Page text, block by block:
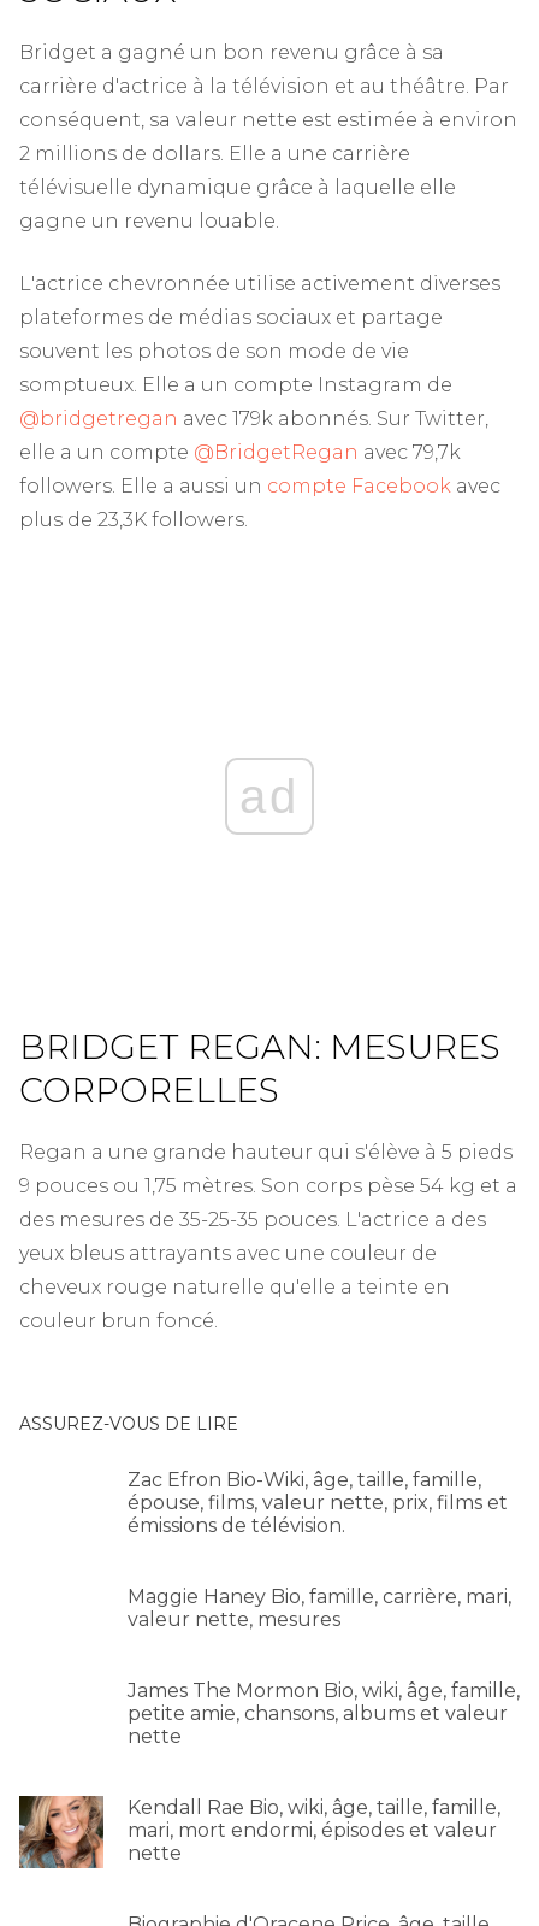
Bridget a gagné un bon revenu grâce à sa
carrière d'actrice à la télévision et au théâtre. Par
conséquent, sa valeur nette est estimée à environ
2 millions de dollars. Elle a une carrière
télévisuelle dynamique grâce à laquelle elle
gagne un revenu louable.
L'actrice chevronnée utilise activement diverses
plateformes de médias sociaux et partage
souvent les photos de son mode de vie
somptueux. Elle a un compte Instagram de
@bridgetregan avec 179k abonnés. Sur Twitter,
elle a un compte @BridgetRegan avec 79,7k
followers. Elle a aussi un compte Facebook avec
plus de 23,3K followers.
ad
BRIDGET REGAN: MESURES
CORPORELLES
Regan a une grande hauteur qui s'élève à 5 pieds
9 pouces ou 1,75 mètres. Son corps pèse 54 kg et a
des mesures de 35-25-35 pouces. L'actrice a des
yeux bleus attrayants avec une couleur de
cheveux rouge naturelle qu'elle a teinte en
couleur brun foncé.
ASSUREZ-VOUS DE LIRE
Zac Efron Bio-Wiki, âge, taille, famille,
épouse, films, valeur nette, prix, films et
émissions de télévision.
Maggie Haney Bio, famille, carrière, mari,
valeur nette, mesures
James The Mormon Bio, wiki, âge, famille,
petite amie, chansons, albums et valeur
nette
Kendall Rae Bio, wiki, âge, taille, famille,
mari, mort endormi, épisodes et valeur
nette